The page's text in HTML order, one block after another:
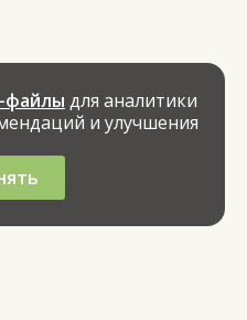
файлы для аналитики
и улучшения